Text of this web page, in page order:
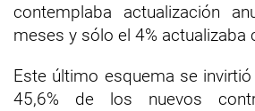
contemplaba actualización
meses y sólo el 4% actualizaba
Este último esquema se
45,6% de los nuevos